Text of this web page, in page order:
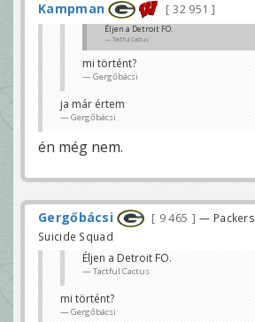
Kampman 32 951
Éljen a Detroit FO.
Tactful Cactus
mi történt?
Gergőbácsi
ja már értem
Gergőbácsi
én még nem.
Gergőbácsi 9 465
— Packers
Suicide Squad
Éljen a Detroit FO.
Tactful Cactus
mi történt?
Gergőbácsi